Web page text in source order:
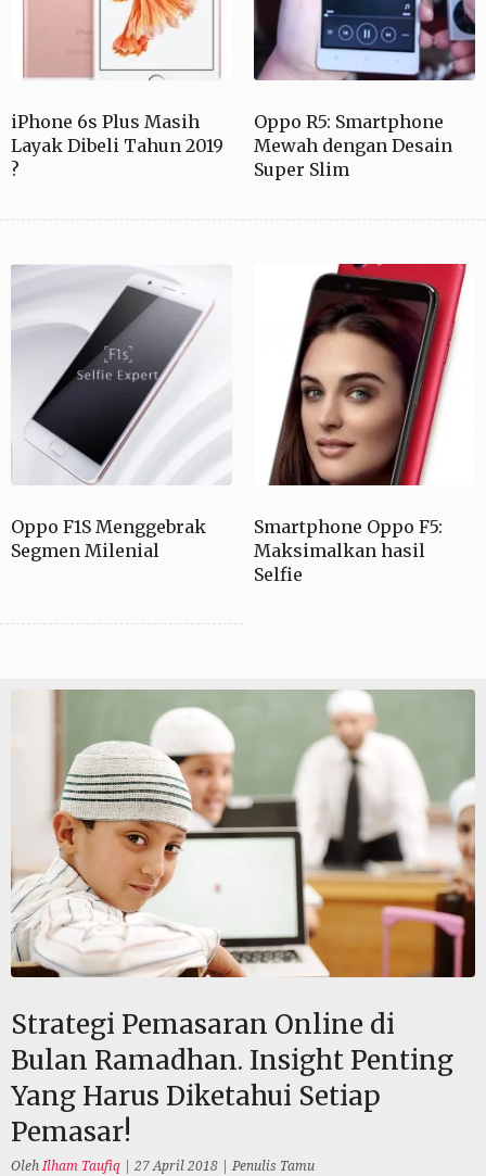
iPhone 6s Plus Masih
Layak Dibeli Tahun 2019
?
Oppo R5: Smartphone
Mewah dengan Desain
Super Slim
Oppo F1S Menggebrak
Segmen Milenial
Smartphone Oppo F5:
Maksimalkan hasil
Selfie
Strategi Pemasaran Online di
Bulan Ramadhan. Insight Penting
Yang Harus Diketahui Setiap
Pemasar!
OlehIlham Taufiq 27 April 2018 Penulis Tamu